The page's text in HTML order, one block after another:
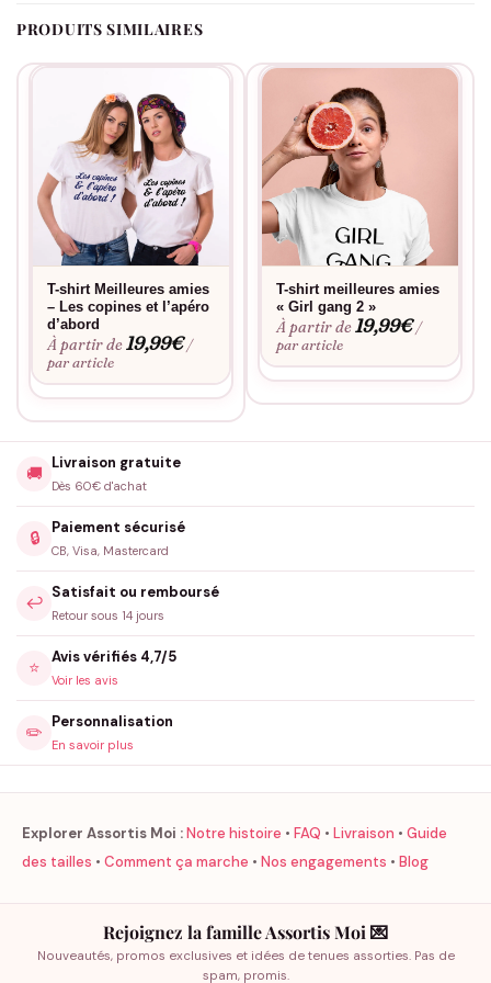
PRODUITS SIMILAIRES
T-shirt Meilleures amies
– Les copines et l’apéro
d’abord
À partir de19,99€ /
par article
T-shirt meilleures amies
« Girl gang 2 »
À partir de19,99€ /
par article
🚚
Livraison gratuite
Dès 60€ d'achat
🔒
Paiement sécurisé
CB, Visa, Mastercard
↩️
Satisfait ou remboursé
Retour sous 14 jours
⭐
Avis vérifiés 4,7/5
Voir les avis
✏️
Personnalisation
En savoir plus
Explorer Assortis Moi :Notre histoire • FAQ • Livraison • Guide
des tailles • Comment ça marche • Nos engagements • Blog
Rejoignez la famille Assortis Moi 💌
Nouveautés, promos exclusives et idées de tenues assorties. Pas de
spam, promis.